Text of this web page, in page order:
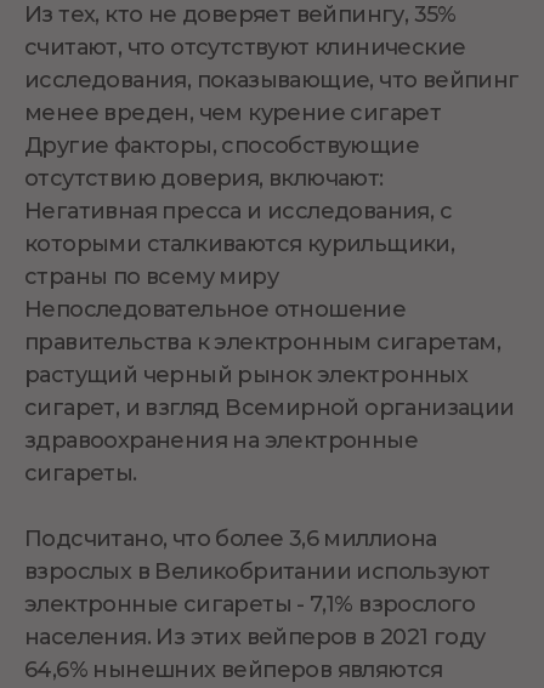
Из тех, кто не доверяет вейпингу, 35%
считают, что отсутствуют клинические
исследования, показывающие, что вейпинг
менее вреден, чем курение сигарет
Другие факторы, способствующие
отсутствию доверия, включают:
Негативная пресса и исследования, с
которыми сталкиваются курильщики,
страны по всему миру
Непоследовательное отношение
правительства к электронным сигаретам,
растущий черный рынок электронных
сигарет, и взгляд Всемирной организации
здравоохранения на электронные
сигареты.
Подсчитано, что более 3,6 миллиона
взрослых в Великобритании используют
электронные сигареты - 7,1% взрослого
населения. Из этих вейперов в 2021 году
64,6% нынешних вейперов являются